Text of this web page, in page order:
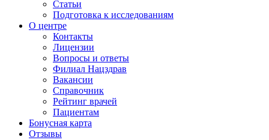
Статьи
Подготовка к исследованиям
О центре
Контакты
Лицензии
Вопросы и ответы
Филиал Нацздрав
Вакансии
Справочник
Рейтинг врачей
Пациентам
Бонусная карта
Отзывы